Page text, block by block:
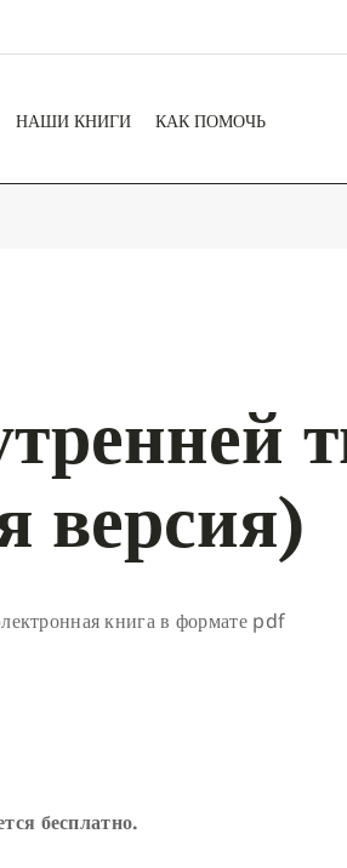
НАШИ КНИГИ КАК ПОМОЧЬ
версия)
книга в формате pdf
бесплатно.